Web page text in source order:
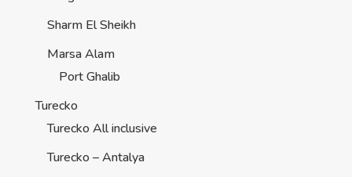
Sharm El Sheikh
Marsa Alam
Port Ghalib
Turecko
Turecko All inclusive
Turecko – Antalya